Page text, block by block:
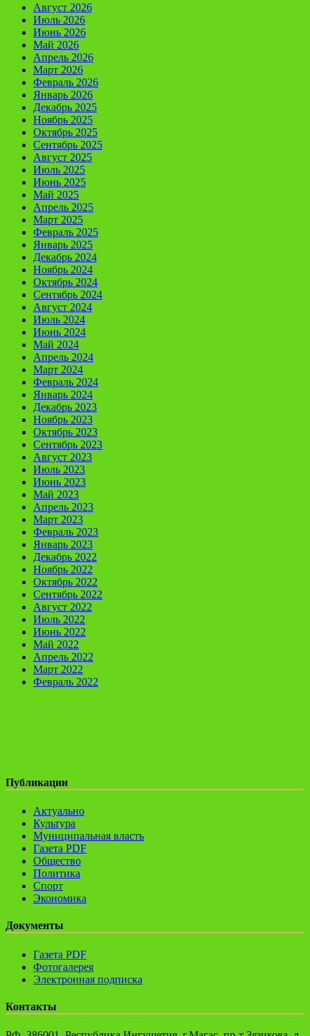
Август 2026
Июль 2026
Июнь 2026
Май 2026
Апрель 2026
Март 2026
Февраль 2026
Январь 2026
Декабрь 2025
Ноябрь 2025
Октябрь 2025
Сентябрь 2025
Август 2025
Июль 2025
Июнь 2025
Май 2025
Апрель 2025
Март 2025
Февраль 2025
Январь 2025
Декабрь 2024
Ноябрь 2024
Октябрь 2024
Сентябрь 2024
Август 2024
Июль 2024
Июнь 2024
Май 2024
Апрель 2024
Март 2024
Февраль 2024
Январь 2024
Декабрь 2023
Ноябрь 2023
Октябрь 2023
Сентябрь 2023
Август 2023
Июль 2023
Июнь 2023
Май 2023
Апрель 2023
Март 2023
Февраль 2023
Январь 2023
Декабрь 2022
Ноябрь 2022
Октябрь 2022
Сентябрь 2022
Август 2022
Июль 2022
Июнь 2022
Май 2022
Апрель 2022
Март 2022
Февраль 2022
Публикации
Актуально
Культура
Муниципальная власть
Газета PDF
Общество
Политика
Спорт
Экономика
Документы
Газета PDF
Фотогалерея
Электронная подписка
Контакты